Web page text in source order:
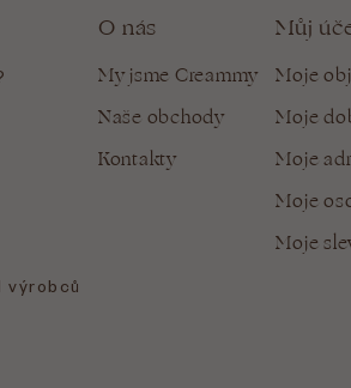
výrobců
O nás
My jsme Creammy
Naše obchody
Kontakty
Můj
Moje
Moje
Moje
Moje
Moje